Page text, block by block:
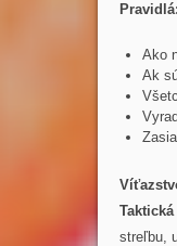
Pravidlá:
Ako
Ak
streľbu,